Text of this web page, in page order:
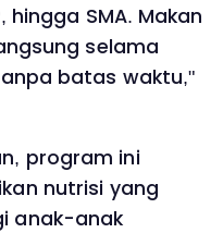
hingga SMA. Makan
selama
batas waktu,"
program ini
nutrisi yang
anak-anak